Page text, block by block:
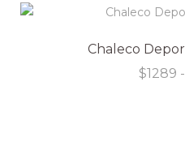
Chaleco
$1289 -